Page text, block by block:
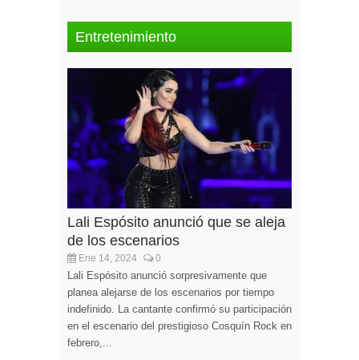
Entretenimiento
Lali Espósito anunció que se aleja
de los escenarios
Ene 14, 2024 0
Lali Espósito anunció sorpresivamente que
planea alejarse de los escenarios por tiempo
indefinido. La cantante confirmó su participación
en el escenario del prestigioso Cosquín Rock en
febrero,...